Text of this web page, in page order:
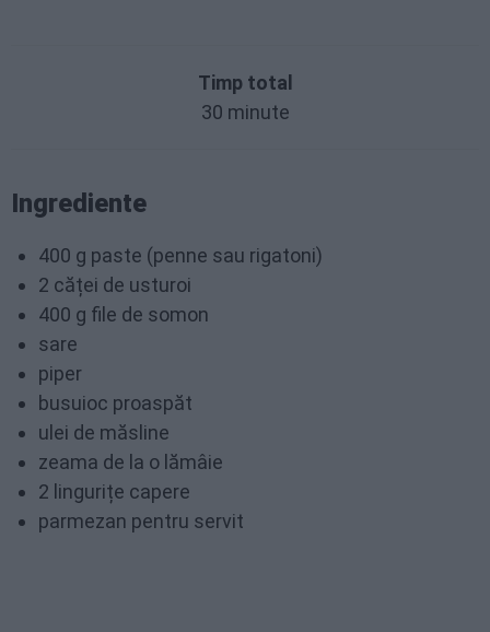
Timp total
30 minute
Ingrediente
400 g paste (penne sau rigatoni)
2 căței de usturoi
400 g file de somon
sare
piper
busuioc proaspăt
ulei de măsline
zeama de la o lămâie
2 lingurițe capere
parmezan pentru servit